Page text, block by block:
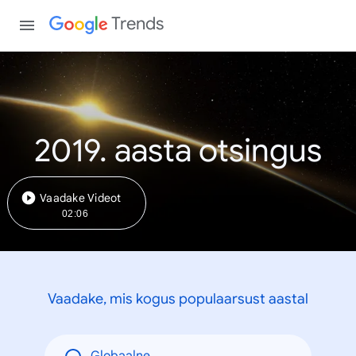
Trends
2019. aasta otsingus
Vaadake Videot
02:06
Vaadake, mis kogus populaarsust aastal